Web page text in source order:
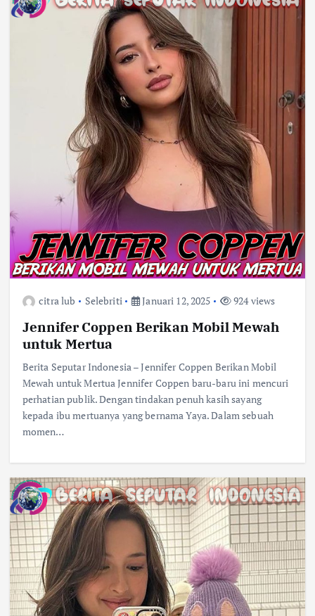
citra lub Selebriti Januari 12, 2025 924 views
Jennifer Coppen Berikan Mobil Mewah
untuk Mertua
Berita Seputar Indonesia – Jennifer Coppen Berikan Mobil
Mewah untuk Mertua Jennifer Coppen baru-baru ini mencuri
perhatian publik. Dengan tindakan penuh kasih sayang
kepada ibu mertuanya yang bernama Yaya. Dalam sebuah
momen…